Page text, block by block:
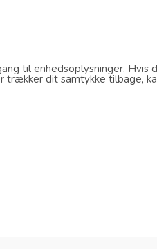
til enhedsoplysninger. Hvis
dit samtykke tilbage,